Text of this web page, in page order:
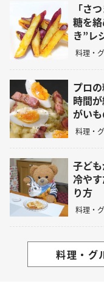
「さ
糖を
き”レ
料理・
プロ
時間
がい
料理・
子ど
冷や
り方
料理・
料理・グ